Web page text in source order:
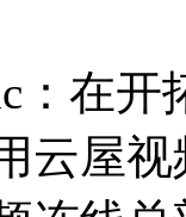
：在开
云屋